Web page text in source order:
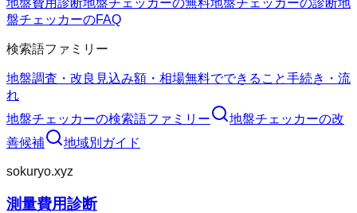
地盤費用診断地盤チェッカーの無料地盤チェッカーの診断地
盤チェッカーのFAQ
検索語ファミリー
地盤調査・改良 見込み額・相場無料でできること手続き・流
れ
地盤チェッカーの検索語ファミリー 地盤チェッカーの改
善候補
地域別ガイド
sokuryo.xyz
測量費用診断